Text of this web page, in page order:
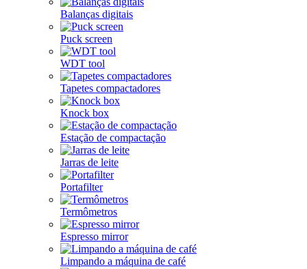
Balanças digitais
Puck screen
WDT tool
Tapetes compactadores
Knock box
Estação de compactação
Jarras de leite
Portafilter
Termômetros
Espresso mirror
Limpando a máquina de café